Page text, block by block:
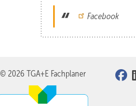
Facebook
© 2026 TGA+E Fachplaner